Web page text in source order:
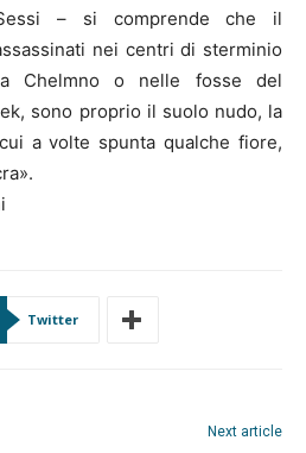
– si comprende che il
nei centri di sterminio
a Chelmno o nelle fosse del
sono proprio il suolo nudo, la
a volte spunta qualche fiore,
Twitter
Next article